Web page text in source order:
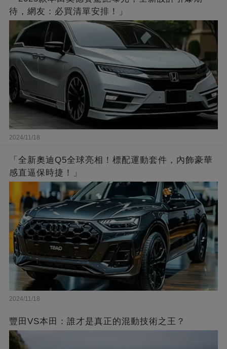
待，網友：必買清單安排！」
2024/11/18
「全新奧迪Q5全球亮相！標配運動套件，內飾豪華
感直逼保時捷！」
2024/11/18
豐田VS本田：誰才是真正的混動技術之王？